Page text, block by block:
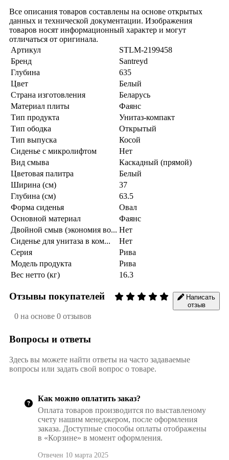
Все описания товаров составлены на основе открытых
данных и технической документации. Изображения
товаров носят информационный характер и могут
отличаться от оригинала.
Артикул
STLM-2199458
Бренд
Santreyd
Глубина
635
Цвет
Белый
Страна изготовления
Беларусь
Материал плиты
Фаянс
Тип продукта
Унитаз-компакт
Тип ободка
Открытый
Тип выпуска
Косой
Сиденье с микролифтом
Нет
Вид смыва
Каскадный (прямой)
Цветовая палитра
Белый
Ширина (см)
37
Глубина (см)
63.5
Форма сиденья
Овал
Основной материал
Фаянс
Двойной смыв (экономия во... Нет
Сиденье для унитаза в ком...
Нет
Серия
Рива
Модель продукта
Рива
Вес нетто (кг)
16.3
Отзывы покупателей
0 на основе 0 отзывов
Написать
отзыв
Вопросы и ответы
Здесь вы можете найти ответы на часто задаваемые
вопросы или задать свой вопрос о товаре.
Как можно оплатить заказ?
Оплата товаров производится по выставленому
счету нашим менеджером, после оформления
заказа. Доступные способы оплаты отображены
в «Корзине» в момент оформления.
Отвечен 10 марта 2025